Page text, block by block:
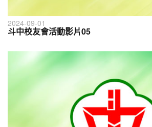
2024-09-01
斗中校友會活動影片05